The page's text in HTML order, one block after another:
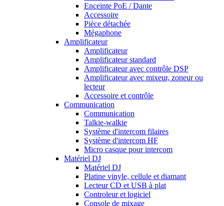
Enceinte PoE / Dante
Accessoire
Pièce détachée
Mégaphone
Amplificateur
Amplificateur
Amplificateur standard
Amplificateur avec contrôle DSP
Amplificateur avec mixeur, zoneur ou
lecteur
Accessoire et contrôle
Communication
Communication
Talkie-walkie
Système d'intercom filaires
Système d'intercom HF
Micro casque pour intercom
Matériel DJ
Matériel DJ
Platine vinyle, cellule et diamant
Lecteur CD et USB à plat
Controleur et logiciel
Console de mixage